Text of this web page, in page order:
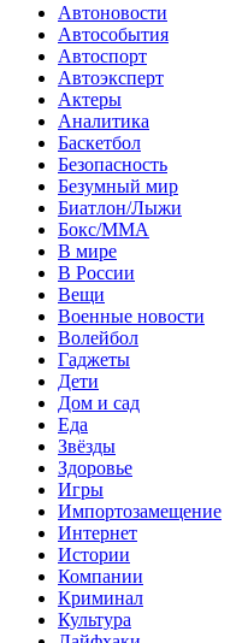
Автоновости
Автособытия
Автоспорт
Автоэксперт
Актеры
Аналитика
Баскетбол
Безопасность
Безумный мир
Биатлон/Лыжи
Бокс/MMA
В мире
В России
Вещи
Военные новости
Волейбол
Гаджеты
Дети
Дом и сад
Еда
Звёзды
Здоровье
Игры
Импортозамещение
Интернет
Истории
Компании
Криминал
Культура